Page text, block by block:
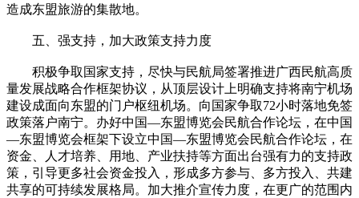
造成东盟旅游的集散地。
五、强支持，加大政策支持力度
积极争取国家支持，尽快与民航局签署推进广西民航高质
量发展战略合作框架协议，从顶层设计上明确支持将南宁机场
建设成面向东盟的门户枢纽机场。向国家争取72小时落地免签
政策落户南宁。办好中国—东盟博览会民航合作论坛，在中国
—东盟博览会框架下设立中国—东盟博览会民航合作论坛，在
资金、人才培养、用地、产业扶持等方面出台强有力的支持政
策，引导更多社会资金投入，形成多方参与、多方投入、共建
共享的可持续发展格局。加大推介宣传力度，在更广的范围内